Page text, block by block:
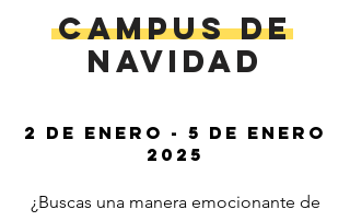
Campus de
navidad
2 de enero - 5 de enero
2025
¿Buscas una manera emocionante de